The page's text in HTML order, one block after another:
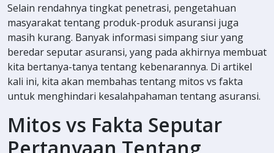
Selain rendahnya tingkat penetrasi, pengetahuan
masyarakat tentang produk-produk asuransi juga
masih kurang. Banyak informasi simpang siur yang
beredar seputar asuransi, yang pada akhirnya membuat
kita bertanya-tanya tentang kebenarannya. Di artikel
kali ini, kita akan membahas tentang mitos vs fakta
untuk menghindari kesalahpahaman tentang asuransi.
Mitos vs Fakta Seputar